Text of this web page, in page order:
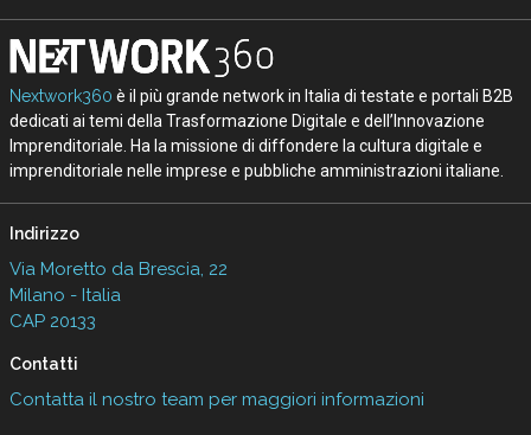
Nextwork360 è il più grande network in Italia di testate e portali B2B
dedicati ai temi della Trasformazione Digitale e dell’Innovazione
Imprenditoriale. Ha la missione di diffondere la cultura digitale e
imprenditoriale nelle imprese e pubbliche amministrazioni italiane.
Indirizzo
Via Moretto da Brescia, 22
Milano - Italia
CAP 20133
Contatti
Contatta il nostro team per maggiori informazioni